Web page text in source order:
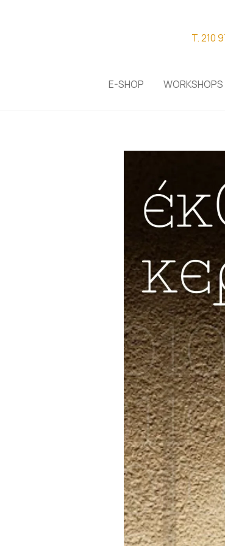
T. 210
E-SHOP WORKSHOPS